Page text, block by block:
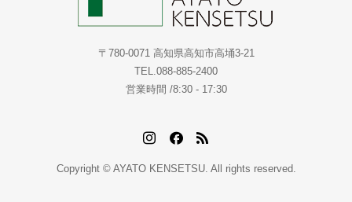
〒780-0071 高知県高知市高埇3-21
TEL.088-885-2400
営業時間 /8:30 - 17:30
Copyright © AYATO KENSETSU. All rights reserved.